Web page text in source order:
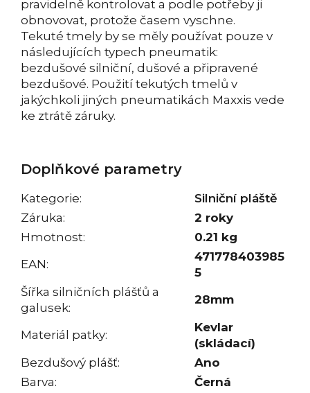
pravidelně kontrolovat a podle potřeby ji
obnovovat, protože časem vyschne.
Tekuté tmely by se měly používat pouze v
následujících typech pneumatik:
bezdušové silniční, dušové a připravené
bezdušové. Použití tekutých tmelů v
jakýchkoli jiných pneumatikách Maxxis vede
ke ztrátě záruky.
Doplňkové parametry
Kategorie:
Silniční pláště
Záruka:
2 roky
Hmotnost:
0.21 kg
EAN:
471778403985
5
Šířka silničních plášťů a
galusek:
28mm
Materiál patky:
Kevlar
(skládací)
Bezdušový plášť:
Ano
Barva: Černá